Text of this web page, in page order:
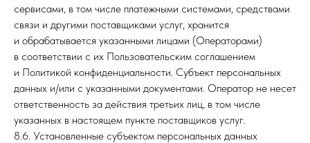
сервисами, в том числе платежными системами, средствами
связи и другими поставщиками услуг, хранится
и обрабатывается указанными лицами (Операторами)
в соответствии с их Пользовательским соглашением
и Политикой конфиденциальности. Субъект персональных
данных и/или с указанными документами. Оператор не несет
ответственность за действия третьих лиц, в том числе
указанных в настоящем пункте поставщиков услуг.
8.6. Установленные субъектом персональных данных